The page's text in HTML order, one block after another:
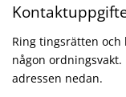
Ring tingsrätten
någon
adressen nedan.